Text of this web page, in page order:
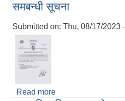
समब‍न्धी सूचना
Submitted on: Thu, 08/17/2023
Read more